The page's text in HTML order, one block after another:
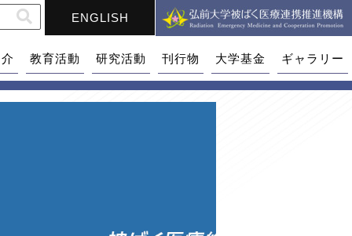
ENGLISH
教育活動 研究活動 刊行物 大学基金 ギャラリー